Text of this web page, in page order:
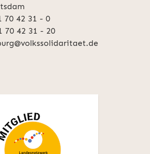
70 42 31 - 0
70 42 31 - 20